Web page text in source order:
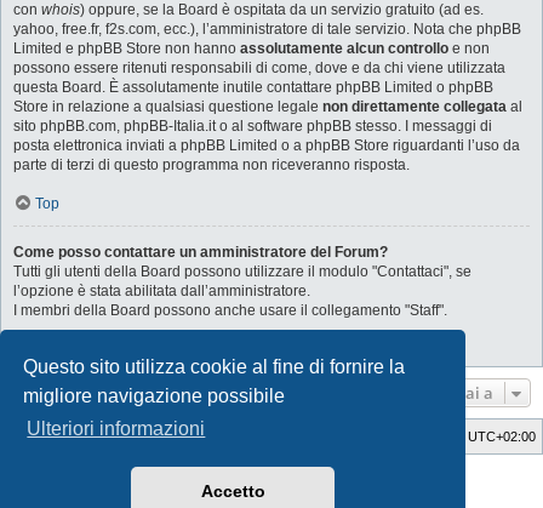
Questo sito utilizza cookie al fine di fornire la
migliore navigazione possibile
Ulteriori informazioni
Accetto
con whois) oppure, se la Board è ospitata da un servizio gratuito (ad es.
yahoo, free.fr, f2s.com, ecc.), l’amministratore di tale servizio. Nota che phpBB
Limited e phpBB Store non hanno assolutamente alcun controllo e non
possono essere ritenuti responsabili di come, dove e da chi viene utilizzata
questa Board. È assolutamente inutile contattare phpBB Limited o phpBB
Store in relazione a qualsiasi questione legale non direttamente collegata al
sito phpBB.com, phpBB-Italia.it o al software phpBB stesso. I messaggi di
posta elettronica inviati a phpBB Limited o a phpBB Store riguardanti l’uso da
parte di terzi di questo programma non riceveranno risposta.
Top
Come posso contattare un amministratore del Forum?
Tutti gli utenti della Board possono utilizzare il modulo "Contattaci", se
l’opzione è stata abilitata dall’amministratore.
I membri della Board possono anche usare il collegamento "Staff".
Vai a
Indice UTC+02:00
GTA game
phpBB® Forum Software © phpBB Limited